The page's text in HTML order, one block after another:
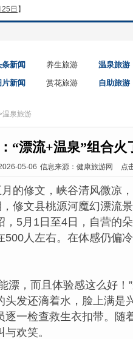
日 】
条新闻 养生旅游 温泉旅游
片新闻
赏花旅游 自助旅游
温泉旅游
“漂流+温泉”组合火
05-06 信息来源：健康旅游网 点
的修文，峡谷清风微凉
，修文县桃源河魔幻漂流
，5月1日至4日，自营的
人左右。在体感仍偏
，而且体验感这么好！
头发还滴着水，脸上满是
逐一检查救生衣扣带。随
欢笑。